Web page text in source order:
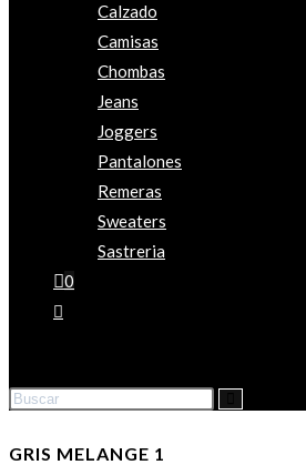
Calzado
Camisas
Chombas
Jeans
Joggers
Pantalones
Remeras
Sweaters
Sastreria
0
GRIS MELANGE 1